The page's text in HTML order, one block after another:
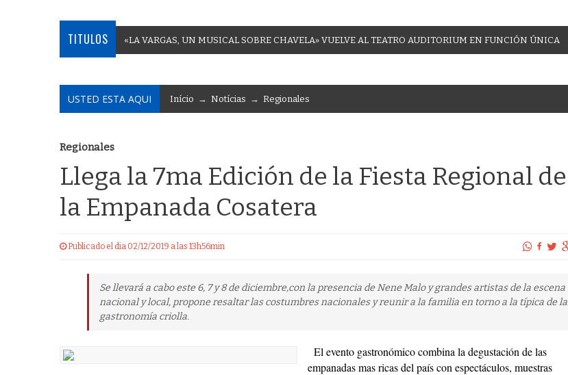
TITULOS «LA VARGAS, UN MUSICAL SOBRE CHAVELA» VUELVE AL TEATRO AUDITORIUM EN FUNCIÓN ÚNICA
USTED ESTA AQUI Início → Notícias → Regionales
Regionales
Llega la 7ma Edición de la Fiesta Regional de
la Empanada Cosatera
Publicado el dia 02/12/2019 a las 13h56min
Se llevará a cabo este 6, 7 y 8 de diciembre,con la presencia de Nene Malo y grandes artistas de la escena
nacional y local, propone resaltar las costumbres nacionales y reunir a la familia en torno a la típica de la
gastronomía criolla.
El evento gastronómico combina la degustación de las
empanadas mas ricas del país con espectáculos, muestras